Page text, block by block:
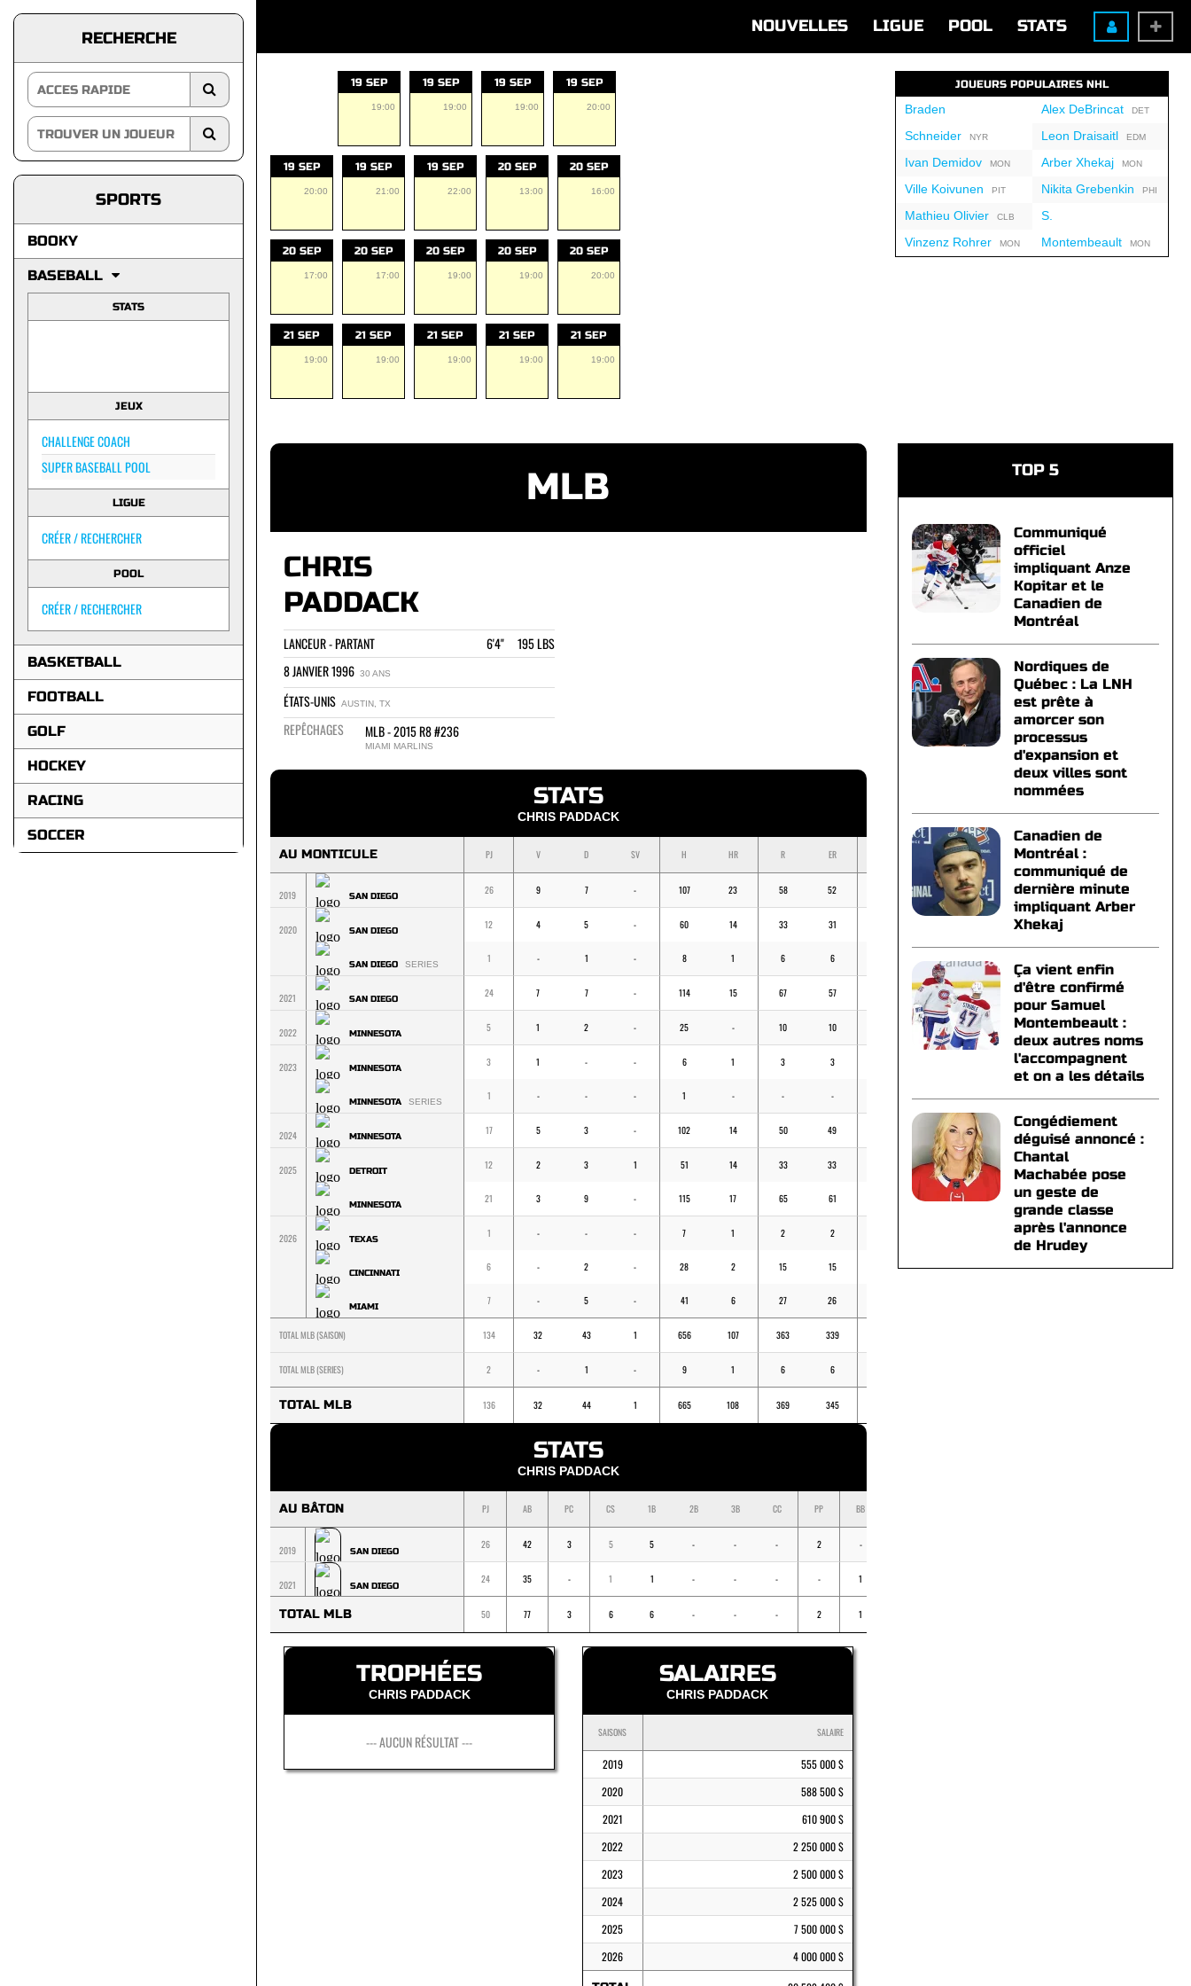
NOUVELLES LIGUE POOL STATS
RECHERCHE
SPORTS
BOOKY
BASEBALL
STATS
JEUX
CHALLENGE COACH
SUPER BASEBALL POOL
LIGUE
CRÉER / RECHERCHER
POOL
CRÉER / RECHERCHER
BASKETBALL
FOOTBALL
GOLF
HOCKEY
RACING
SOCCER
19 SEP
19:00
19 SEP
19:00
19 SEP
19:00
19 SEP
20:00
19 SEP
20:00
19 SEP
21:00
19 SEP
22:00
20 SEP
13:00
20 SEP
16:00
20 SEP
17:00
20 SEP
17:00
20 SEP
19:00
20 SEP
19:00
20 SEP
20:00
21 SEP
19:00
21 SEP
19:00
21 SEP
19:00
21 SEP
19:00
21 SEP
19:00
JOUEURS POPULAIRES NHL
Braden
SchneiderNYR
Ivan DemidovMON
Ville Koivunen PIT
Mathieu OlivierCLB
Vinzenz RohrerMON
Alex DeBrincatDET
Leon Draisaitl EDM
Arber XhekajMON
Nikita Grebenkin PHI
S.
MontembeaultMON
MLB
CHRIS
PADDACK
LANCEUR - PARTANT
6'4" 195 LBS
8 JANVIER 1996 30 ANS
ÉTATS-UNIS AUSTIN, TX
REPÊCHAGES MLB - 2015 R8 #236
MIAMI MARLINS
STATS
CHRIS PADDACK
AU MONTICULE PJ V D SV H HR R ER ERA
2019 SAN DIEGO 26 9 7 - 107 23 58 52 153 3,33
2020 SAN DIEGO 12 4 5 - 60 14 33 31
SAN DIEGO SERIES 1 - 1 - 8 1 6 6 23,14
2021 SAN DIEGO 24 7 7 - 114 15 67 57 99 4,65
2022 MINNESOTA 5 1 2 - 25 - 10 10 20 4,03
2023 MINNESOTA 3 1 - - 6 1 3 3
MINNESOTA SERIES 1 - - - 1 - - - 4 -
2024 MINNESOTA 17 5 3 - 102 14 50 49 79 4,99
2025 DETROIT 12 2 3 1 51 14 33 33 29 6,32
MINNESOTA 21 3 9 - 115 17 65 61 83 4,95
2026 TEXAS 1 - - - 7 1 2 2
CINCINNATI 6 - 2 - 28 2 15 15 12 6,04
MIAMI 7 - 5 - 41 6 27 26
TOTAL MLB (SAISON) 134 32 43 1 656 107 363 339
TOTAL MLB (SERIES) 2 - 1 - 9 1 6 6
TOTAL MLB 136 32 44 1 665 108 369 345
STATS
CHRIS PADDACK
AU BÂTON PJ AB PC CS 1B 2B 3B CC PP BB
2019 SAN DIEGO
26 42 3 5 5 - - - 2 -
2021 SAN DIEGO
24 35 - 1 1 - - - - 1
TOTAL MLB 50 77 3 6 6 - - - 2 1
TROPHÉES
CHRIS PADDACK
--- AUCUN RÉSULTAT ---
SALAIRES
CHRIS PADDACK
SAISONS SALAIRE
2019
555 000 $
2020
588 500 $
2021
610 900 $
2022
2 250 000 $
2023
2 500 000 $
2024
2 525 000 $
2025
7 500 000 $
2026
4 000 000 $
TOP 5
Communiqué
officiel
impliquant Anze
Kopitar et le
Canadien de
Montréal
Nordiques de
Québec : La LNH
est prête à
amorcer son
processus
d'expansion et
deux villes sont
nommées
Canadien de
Montréal :
communiqué de
dernière minute
impliquant Arber
Xhekaj
Ça vient enfin
d'être confirmé
pour Samuel
Montembeault :
deux autres noms
l'accompagnent
et on a les détails
Congédiement
déguisé annoncé :
Chantal
Machabée pose
un geste de
grande classe
après l'annonce
de Hrudey